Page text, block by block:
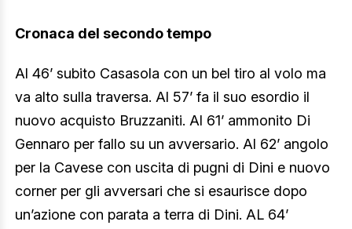
Cronaca del secondo tempo
Al 46’ subito Casasola con un bel tiro al volo ma
va alto sulla traversa. Al 57’ fa il suo esordio il
nuovo acquisto Bruzzaniti. Al 61’ ammonito Di
Gennaro per fallo su un avversario. Al 62’ angolo
per la Cavese con uscita di pugni di Dini e nuovo
corner per gli avversari che si esaurisce dopo
un’azione con parata a terra di Dini. AL 64’